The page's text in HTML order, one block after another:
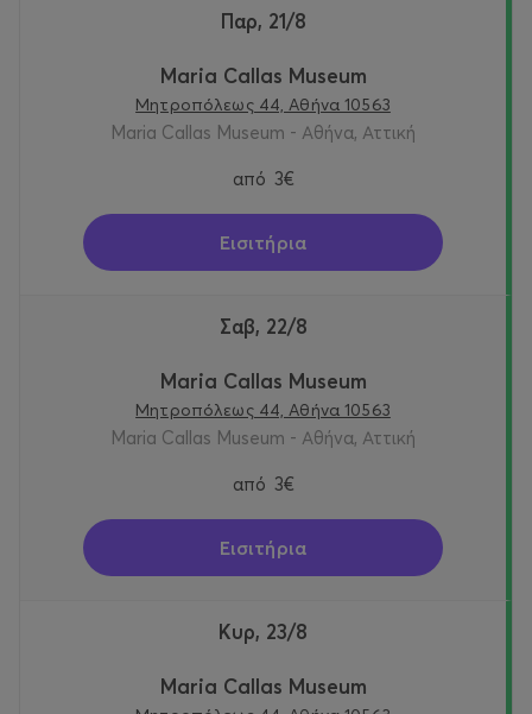
Παρ, 21/8
Maria Callas Museum
Μητροπόλεως 44, Αθήνα 10563
Maria Callas Museum - Αθήνα, Αττική
από 3€
Εισιτήρια
Σαβ, 22/8
Maria Callas Museum
Μητροπόλεως 44, Αθήνα 10563
Maria Callas Museum - Αθήνα, Αττική
από 3€
Εισιτήρια
Κυρ, 23/8
Maria Callas Museum